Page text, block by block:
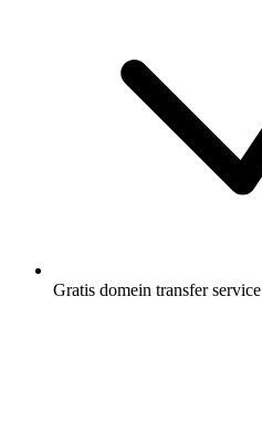
Gratis domein transfer service